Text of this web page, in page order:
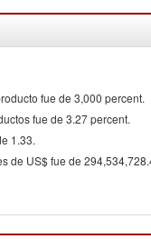
fue de 3,000 percent.
fue de 3.27 percent.
1.33.
de US$ fue de